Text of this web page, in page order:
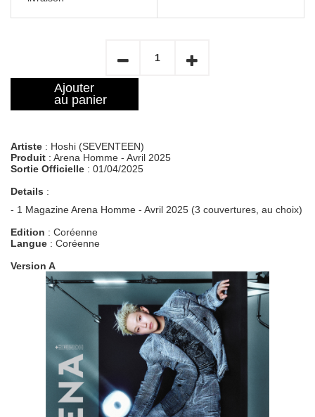
Ajouter
au panier
Artiste : Hoshi (SEVENTEEN)
Produit : Arena Homme - Avril 2025
Sortie Officielle : 01/04/2025
Details :
- 1 Magazine Arena Homme - Avril 2025 (3 couvertures, au choix)
Edition : Coréenne
Langue : Coréenne
Version A